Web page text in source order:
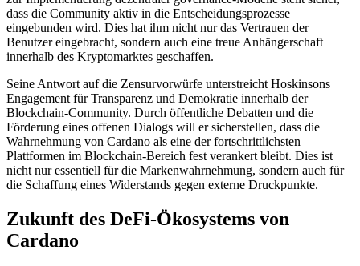
dass die Community aktiv in die Entscheidungsprozesse
eingebunden wird. Dies hat ihm nicht nur das Vertrauen der
Benutzer eingebracht, sondern auch eine treue Anhängerschaft
innerhalb des Kryptomarktes geschaffen.
Seine Antwort auf die Zensurvorwürfe unterstreicht Hoskinsons
Engagement für Transparenz und Demokratie innerhalb der
Blockchain-Community. Durch öffentliche Debatten und die
Förderung eines offenen Dialogs will er sicherstellen, dass die
Wahrnehmung von Cardano als eine der fortschrittlichsten
Plattformen im Blockchain-Bereich fest verankert bleibt. Dies ist
nicht nur essentiell für die Markenwahrnehmung, sondern auch für
die Schaffung eines Widerstands gegen externe Druckpunkte.
Zukunft des DeFi-Ökosystems von
Cardano